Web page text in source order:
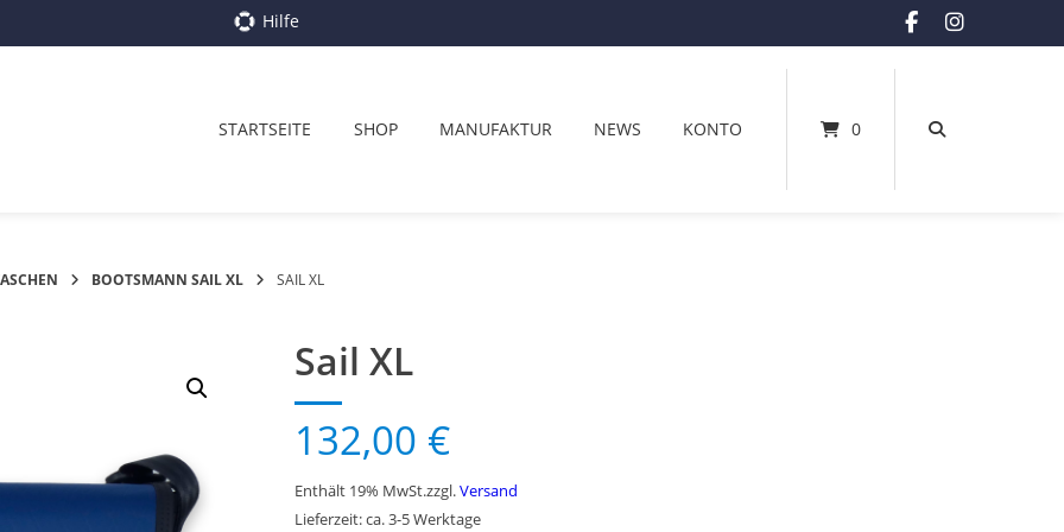
Hilfe
STARTSEITE SHOP MANUFAKTUR NEWS KONTO 0
BOOTSMANN SAIL XL SAIL XL
Sail XL
132,00 €
Enthält 19% MwSt.zzgl.Versand
Lieferzeit: ca. 3-5 Werktage